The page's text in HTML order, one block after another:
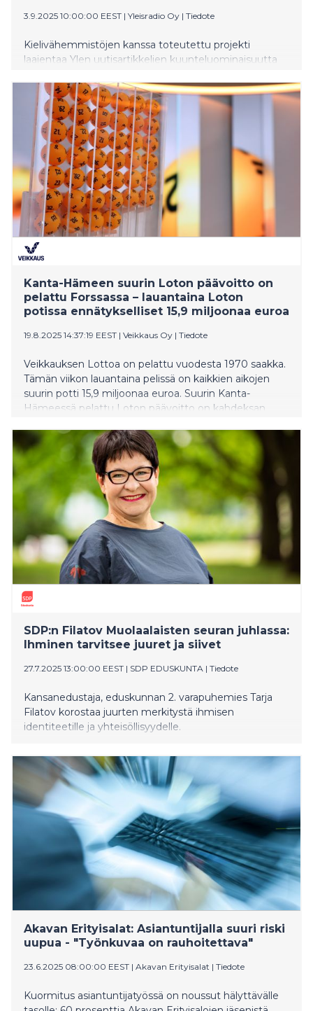
3.9.2025 10:00:00 EEST | Yleisradio Oy | Tiedote
Kielivähemmistöjen kanssa toteutettu projekti
laajentaa Ylen uutisartikkelien kuunteluominaisuutta
kielelle. Syyskuun 4. päivästä alkaen uutisartikkeleita
on mahdollista kuunnella saameksi (pohjoissaame).
Loppuvuodesta 2025 uutisartikkelit ovat
kuunneltavissa myös karjalaksi (livvinkarjala).
Kanta-Hämeen suurin Loton päävoitto on
pelattu Forssassa – lauantaina Loton
potissa ennätykselliset 15,9 miljoonaa euroa
19.8.2025 14:37:19 EEST | Veikkaus Oy | Tiedote
Veikkauksen Lottoa on pelattu vuodesta 1970 saakka.
Tämän viikon lauantaina pelissä on kaikkien aikojen
suurin potti 15,9 miljoonaa euroa. Suurin Kanta-
Hämeessä pelattu Loton päävoitto on kahdeksan
Veikkauksen tilastoista paljastuu myös, että Kanta-
Hämeen kaikkiin kuntiin on osunut Loton päävoitto.
SDP:n Filatov Muolaalaisten seuran juhlassa:
Ihminen tarvitsee juuret ja siivet
27.7.2025 13:00:00 EEST | SDP EDUSKUNTA | Tiedote
Kansanedustaja, eduskunnan 2. varapuhemies Tarja
Filatov korostaa juurten merkitystä ihmisen
identiteetille ja yhteisöllisyydelle.
Akavan Erityisalat: Asiantuntijalla suuri riski
uupua - "Työnkuvaa on rauhoitettava"
23.6.2025 08:00:00 EEST | Akavan Erityisalat | Tiedote
Kuormitus asiantuntijatyössä on noussut hälyttävälle